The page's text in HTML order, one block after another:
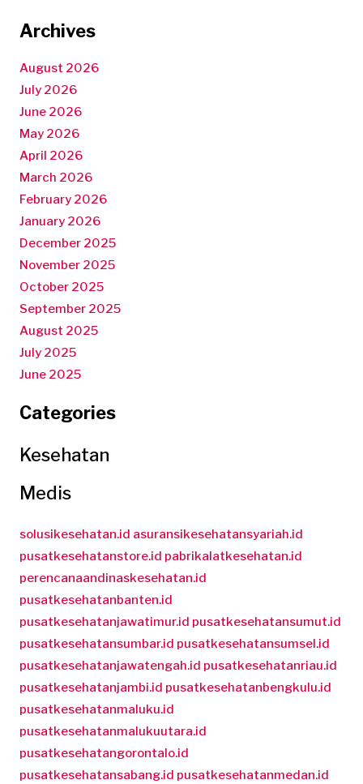
Archives
August 2026
July 2026
June 2026
May 2026
April 2026
March 2026
February 2026
January 2026
December 2025
November 2025
October 2025
September 2025
August 2025
July 2025
June 2025
Categories
Kesehatan
Medis
solusikesehatan.id asuransikesehatansyariah.id
pusatkesehatanstore.id pabrikalatkesehatan.id
perencanaandinaskesehatan.id
pusatkesehatanbanten.id
pusatkesehatanjawatimur.id pusatkesehatansumut.id
pusatkesehatansumbar.id pusatkesehatansumsel.id
pusatkesehatanjawatengah.id pusatkesehatanriau.id
pusatkesehatanjambi.id pusatkesehatanbengkulu.id
pusatkesehatanmaluku.id
pusatkesehatanmalukuutara.id
pusatkesehatangorontalo.id
pusatkesehatansabang.id pusatkesehatanmedan.id